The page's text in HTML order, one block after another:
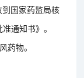
国家药监局核
通知书》。
药物。